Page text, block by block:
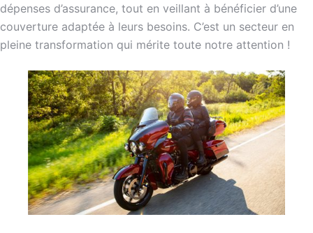
dépenses d’assurance, tout en veillant à bénéficier d’une
couverture adaptée à leurs besoins. C’est un secteur en
pleine transformation qui mérite toute notre attention !